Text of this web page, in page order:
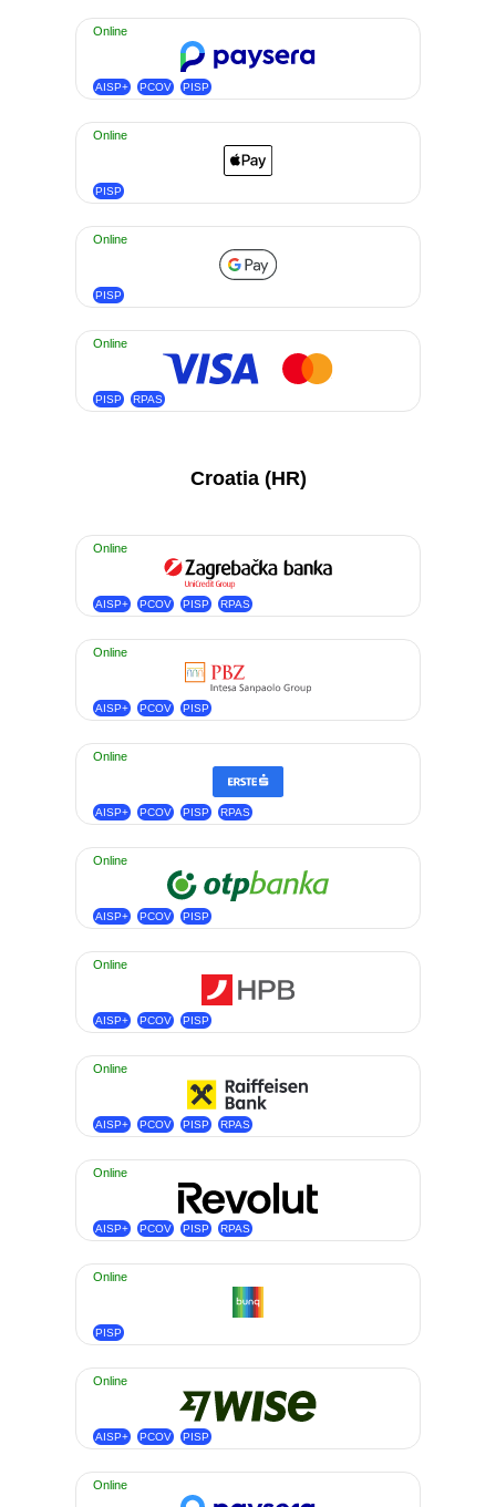
Online
AISP+ PCOV PISP
Online
PISP
Online
PISP
Online
PISP RPAS
Croatia (HR)
Online
AISP+ PCOV PISP RPAS
Online
AISP+ PCOV PISP
Online
AISP+ PCOV PISP RPAS
Online
AISP+ PCOV PISP
Online
AISP+ PCOV PISP
Online
AISP+ PCOV PISP RPAS
Online
AISP+ PCOV PISP RPAS
Online
PISP
Online
AISP+ PCOV PISP
Online